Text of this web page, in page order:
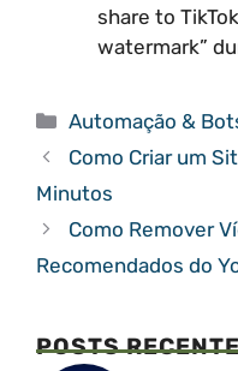
share to
watermark”
Categorias
Automação &
Como Criar um
Minutos
Como Remover
Recomendados do
POSTS